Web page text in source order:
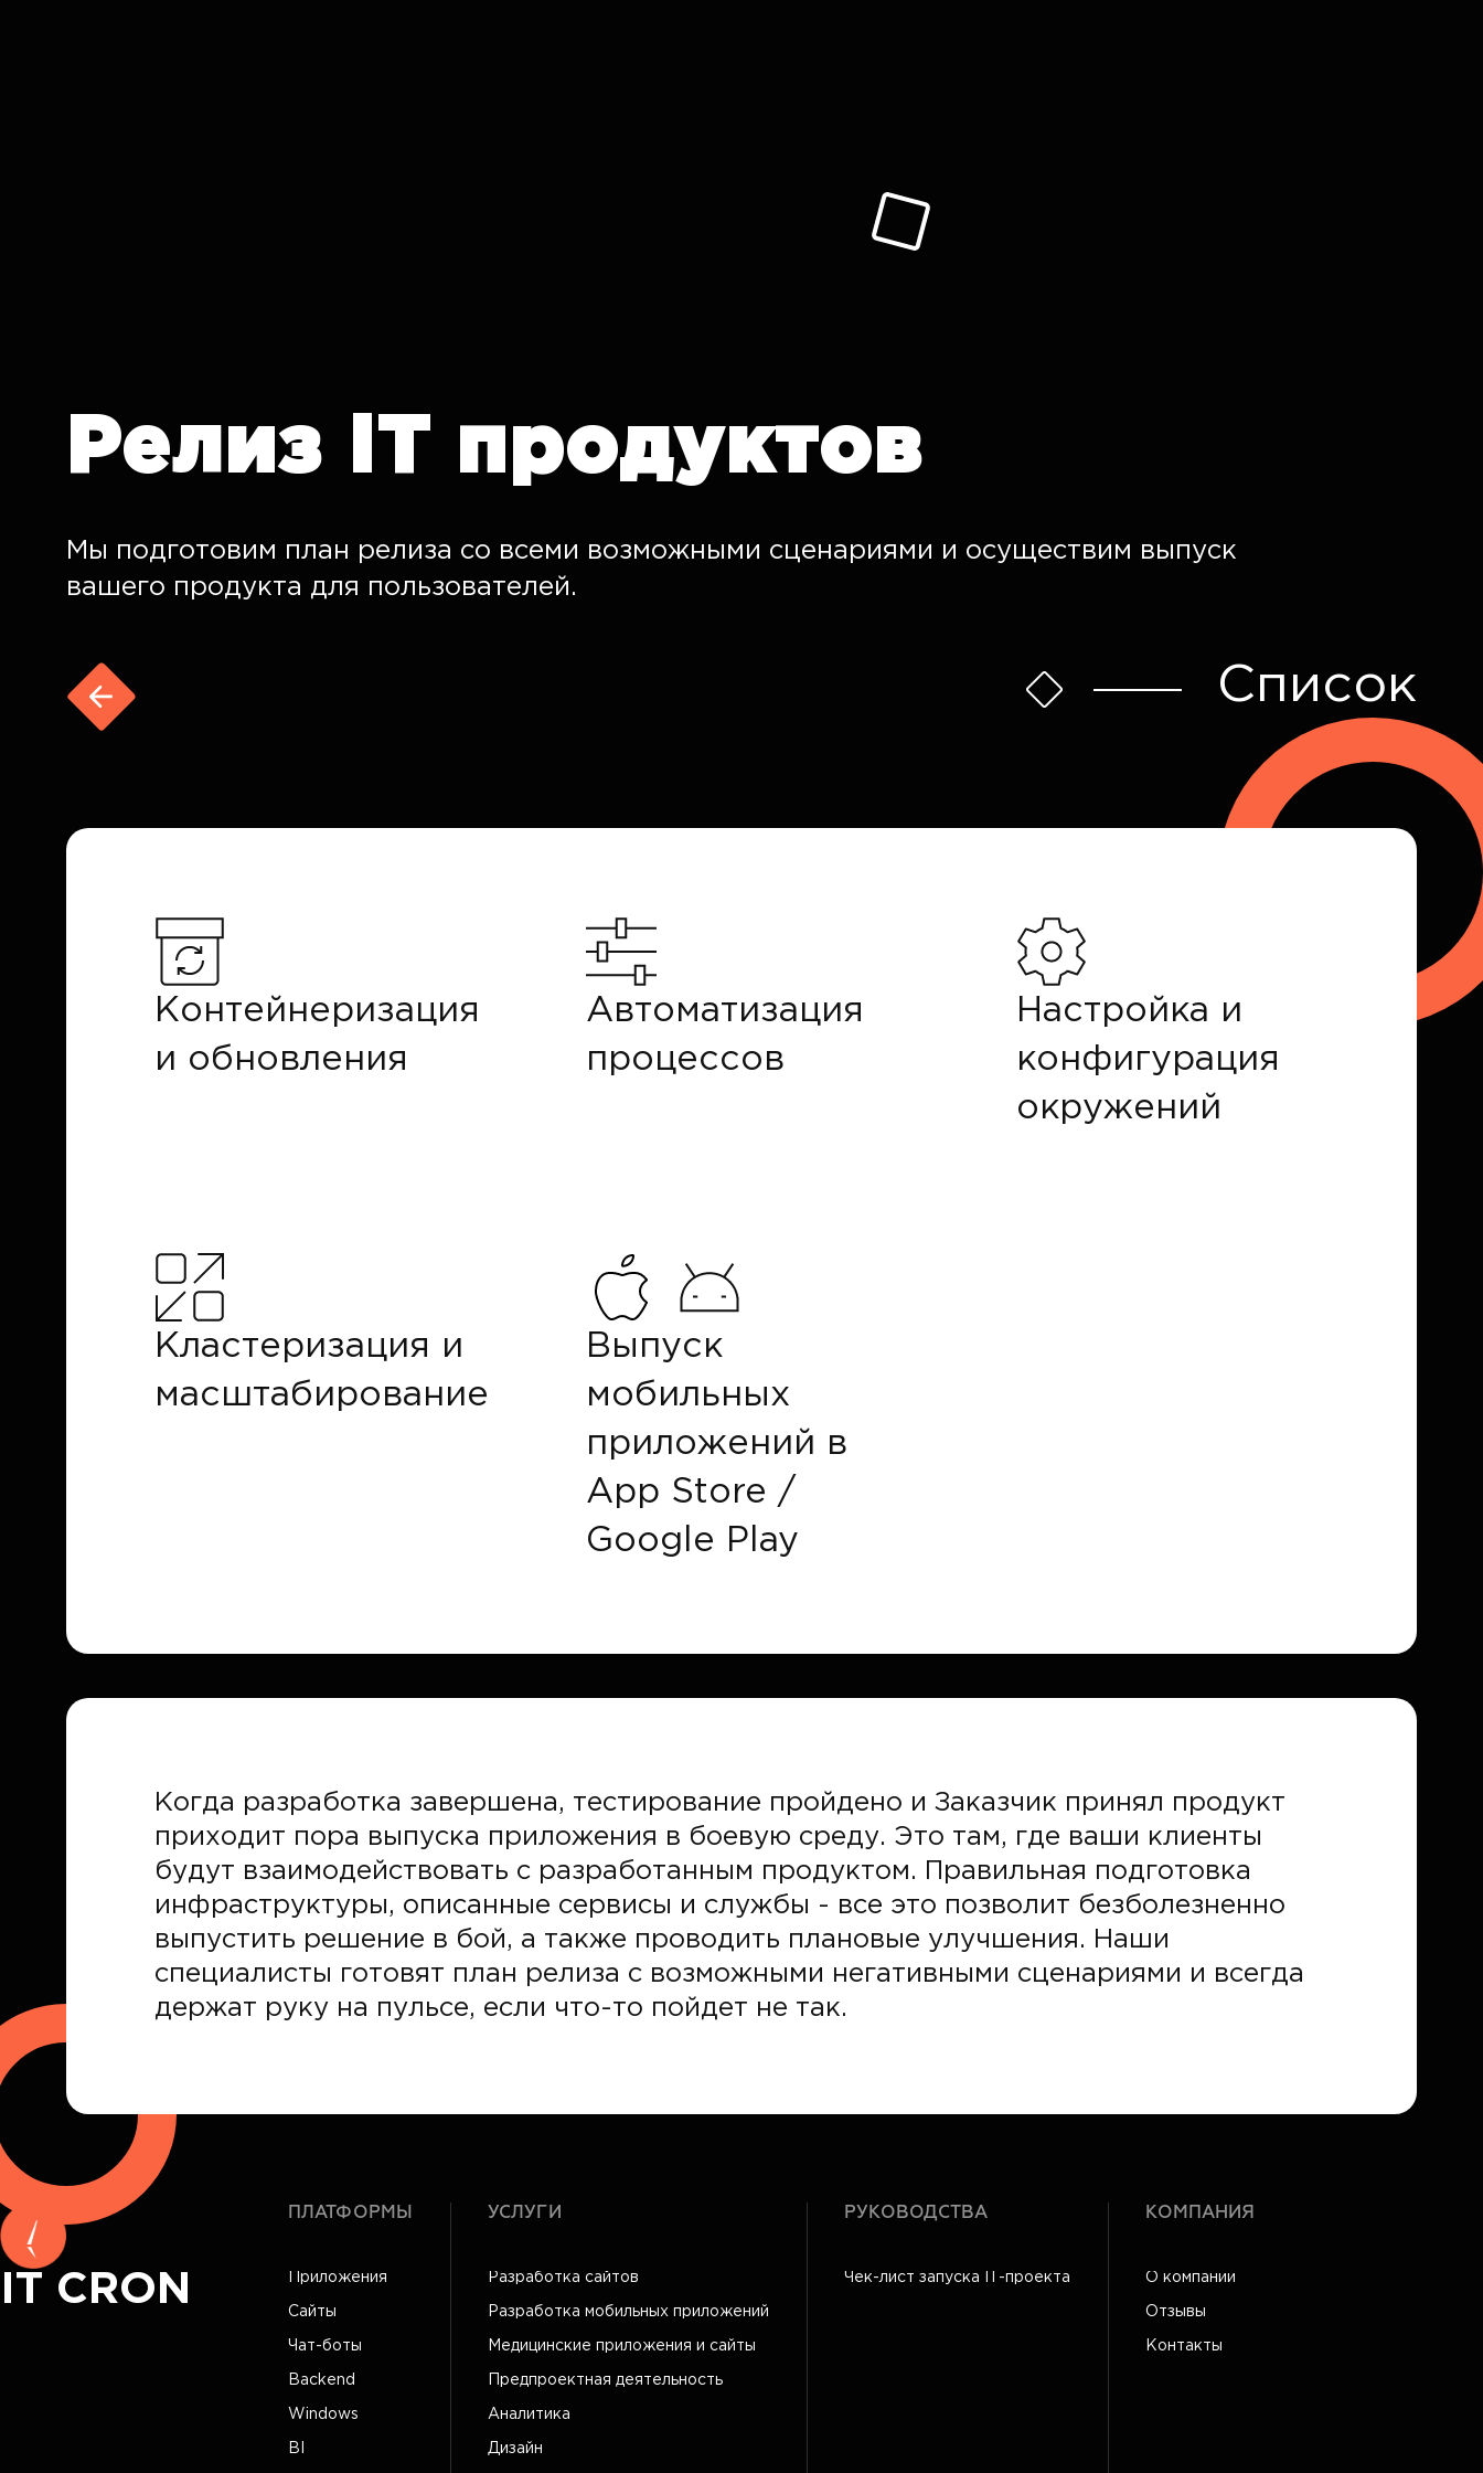
Релиз IT продуктов
Мы подготовим план релиза со всеми возможными сценариями и осуществим выпуск
вашего продукта для пользователей.
Список
Контейнеризация
и обновления
Автоматизация
процессов
Настройка и
конфигурация
окружений
Кластеризация и
масштабирование
Выпуск
мобильных
приложений в
App Store /
Google Play
Когда разработка завершена, тестирование пройдено и Заказчик принял продукт
приходит пора выпуска приложения в боевую среду. Это там, где ваши клиенты
будут взаимодействовать с разработанным продуктом. Правильная подготовка
инфраструктуры, описанные сервисы и службы - все это позволит безболезненно
выпустить решение в бой, а также проводить плановые улучшения. Наши
специалисты готовят план релиза с возможными негативными сценариями и всегда
держат руку на пульсе, если что-то пойдет не так.
IT CRON
ПЛАТФОРМЫ
Приложения
Сайты
Чат-боты
Backend
Windows
BI
УСЛУГИ
Разработка сайтов
Разработка мобильных приложений
Медицинские приложения и сайты
Предпроектная деятельность
Аналитика
Дизайн
РУКОВОДСТВА
Чек-лист запуска IT-проекта
КОМПАНИЯ
О компании
Отзывы
Контакты